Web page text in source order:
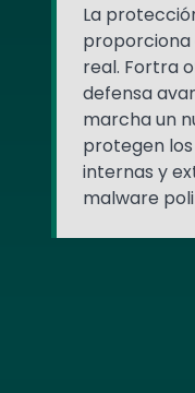
La
proporciona
real. Fortra
defensa
marcha un
protegen
internas y
malware